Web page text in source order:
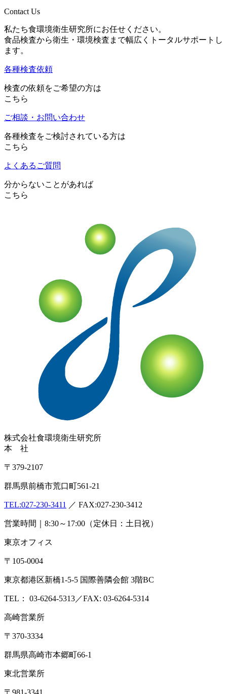
Contact Us
私たち食環境衛生研究所にお任せください。
食品検査から衛生・環境検査まで幅広くトータルサポートし
ます。
各種検査依頼
検査の依頼をご希望の方は
こちら
ご相談・お問い合わせ
各種検査をご検討されている方は
こちら
よくあるご質問
分からないことがあれば
こちら
株式会社食環境衛生研究所
本 社
〒379-2107
群馬県前橋市荒口町561-21
TEL:027-230-3411 ／ FAX:027-230-3412
営業時間｜8:30～17:00（定休日：土日祝）
東京オフィス
〒105-0004
東京都港区新橋1-5-5 国際善隣会館 3階BC
TEL： 03-6264-5313／FAX: 03-6264-5314
高崎営業所
〒370-3334
群馬県高崎市本郷町66-1
東北営業所